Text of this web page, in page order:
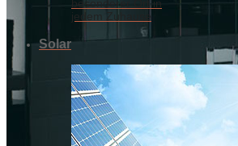
besonderer Ort in
jedem Zuhause
Solar